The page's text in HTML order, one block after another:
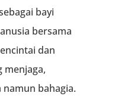
bayi
bersama
dan
menjaga,
bahagia.